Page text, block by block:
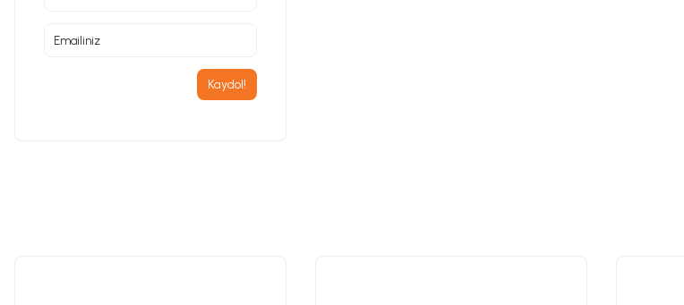
Gravür Setleri
Havya, Lehim Tabancası ve Lehim Teli
Kaydol!